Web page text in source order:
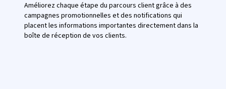
Améliorez chaque étape du parcours client grâce à des
campagnes promotionnelles et des notifications qui
placent les informations importantes directement dans la
boîte de réception de vos clients.